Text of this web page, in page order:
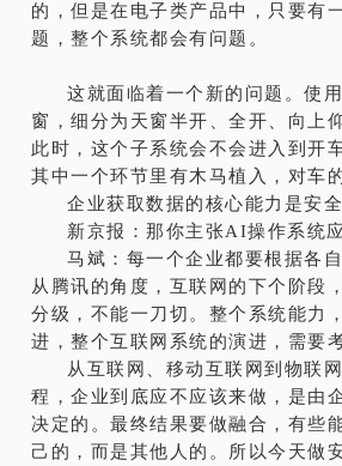
的，但是在电子类产品中，只要有
题，整个系统都会有问题。
这就面临着一个新的问题。使
窗，细分为天窗半开、全开、向上
此时，这个子系统会不会进入到开
其中一个环节里有木马植入，对车
企业获取数据的核心能力是安全
新京报：那你主张AI操作系统
马斌：每一个企业都要根据各
从腾讯的角度，互联网的下个阶段
分级，不能一刀切。整个系统能力
进，整个互联网系统的演进，需要
从互联网、移动互联网到物联
程，企业到底应不应该来做，是由
决定的。最终结果要做融合，有些
己的，而是其他人的。所以今天做